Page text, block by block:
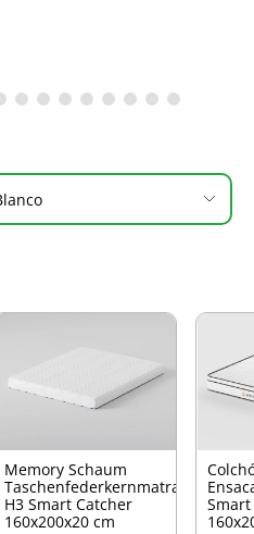
Memory Schaum
Taschenfederkernmatratze
H3 Smart Catcher
160x200x20 cm